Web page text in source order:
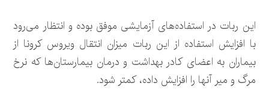
این ربات در استفاده‌های آزمایشی موفق بوده و انتظار می‌رود
با افزایش استفاده از این ربات میزان انتقال ویروس کرونا از
بیماران به اعضای کادر بهداشت و درمان بیمارستان‌ها که نرخ
مرگ و میر آنها را افزایش داده، کمتر شود.